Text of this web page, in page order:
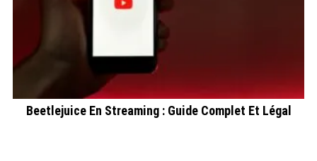
Beetlejuice En Streaming : Guide Complet Et Légal